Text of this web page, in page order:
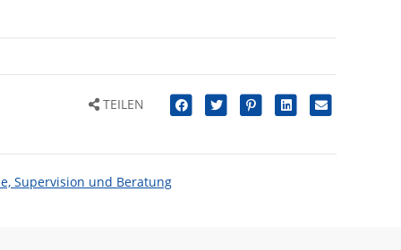
TEILEN
Supervision und Beratung